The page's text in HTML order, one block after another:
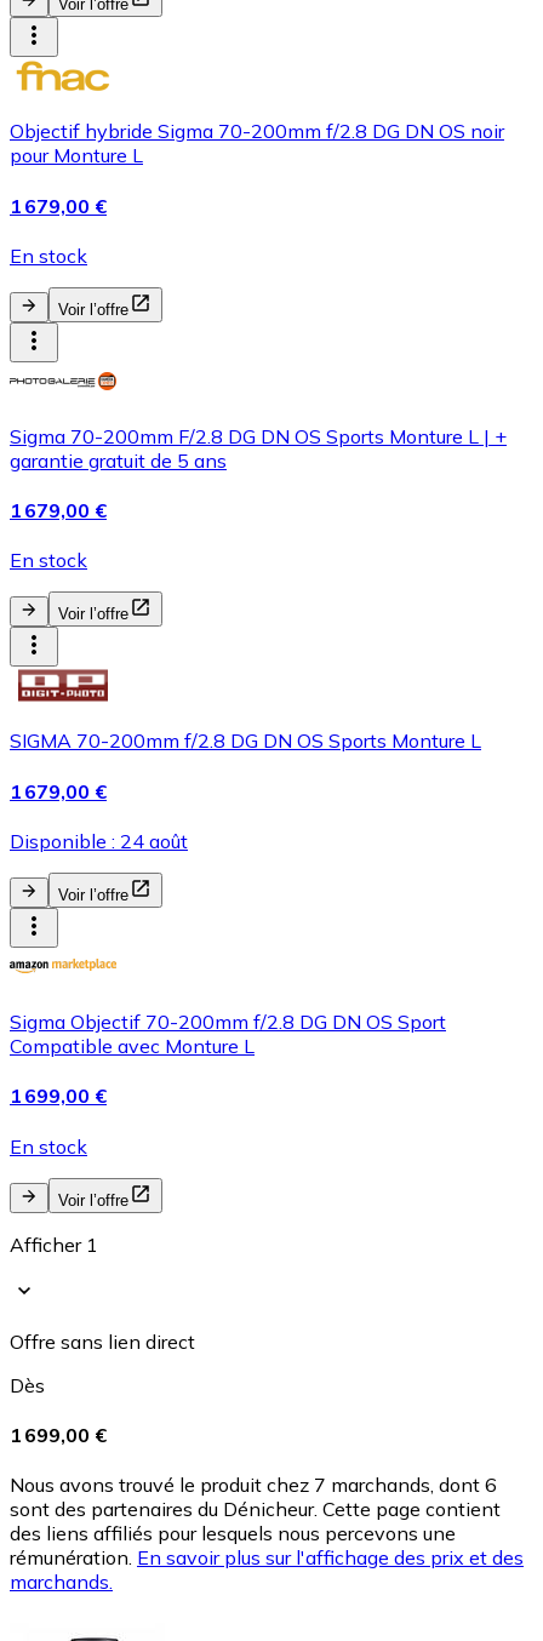
Voir l’offre
Objectif hybride Sigma 70-200mm f/2.8 DG DN OS noir
pour Monture L
1 679,00 €
En stock
Voir l’offre
Sigma 70-200mm F/2.8 DG DN OS Sports Monture L | +
garantie gratuit de 5 ans
1 679,00 €
En stock
Voir l’offre
SIGMA 70-200mm f/2.8 DG DN OS Sports Monture L
1 679,00 €
Disponible : 24 août
Voir l’offre
Sigma Objectif 70-200mm f/2.8 DG DN OS Sport
Compatible avec Monture L
1 699,00 €
En stock
Voir l’offre
Afficher 1
Offre sans lien direct
Dès
1 699,00 €
Nous avons trouvé le produit chez 7 marchands, dont 6
sont des partenaires du Dénicheur. Cette page contient
des liens affiliés pour lesquels nous percevons une
rémunération. En savoir plus sur l'affichage des prix et des
marchands.